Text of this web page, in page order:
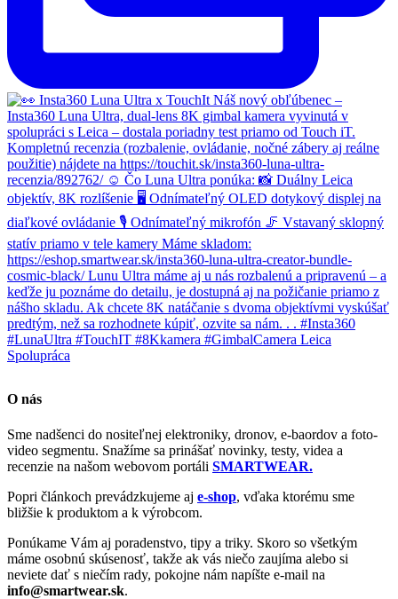
O nás
Sme nadšenci do nositeľnej elektroniky, dronov, e-baordov a foto-
video segmentu. Snažíme sa prinášať novinky, testy, videa a
recenzie na našom webovom portáli SMARTWEAR.
Popri článkoch prevádzkujeme aj e-shop, vďaka ktorému sme
bližšie k produktom a k výrobcom.
Ponúkame Vám aj poradenstvo, tipy a triky. Skoro so všetkým
máme osobnú skúsenosť, takže ak vás niečo zaujíma alebo si
neviete dať s niečím rady, pokojne nám napíšte e-mail na
info@smartwear.sk.